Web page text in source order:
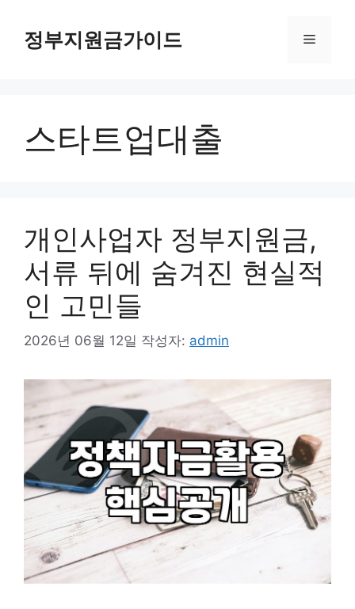
정부지원금가이드 메
스타트업대출
개인사업자 정부지원금,
서류 뒤에 숨겨진 현실적
인 고민들
2026년 06월 12일 작성자: admin